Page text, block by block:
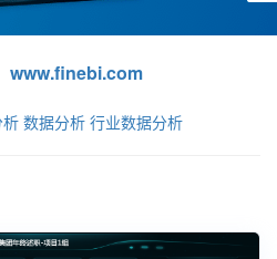
www.finebi.com
数据分析 行业数据分析